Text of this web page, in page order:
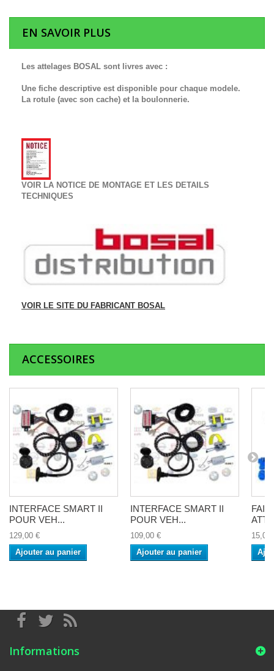
EN SAVOIR PLUS
Les attelages BOSAL sont livres avec :
Une fiche descriptive est disponible pour chaque modele.
La rotule (avec son cache) et la boulonnerie.
VOIR LA NOTICE DE MONTAGE ET LES DETAILS
TECHNIQUES
VOIR LE SITE DU FABRICANT BOSAL
ACCESSOIRES
INTERFACE SMART II
POUR VEH...
129,00 €
Ajouter au panier
INTERFACE SMART II
POUR VEH...
109,00 €
Ajouter au panier
15,00
Informations